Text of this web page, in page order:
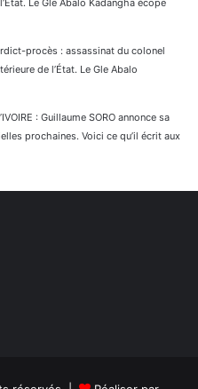
Le Gle Abalo Kadangha écope
procès : assassinat du colonel
de l’État. Le Gle Abalo
: Guillaume SORO annonce sa
prochaines. Voici ce qu’il écrit aux